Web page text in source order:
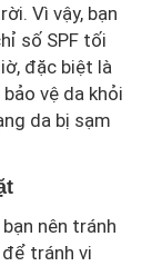
Vì vậy, bạn
số SPF tối
đặc biệt là
vệ da khỏi
da bị sạm
nên tránh
tránh vi